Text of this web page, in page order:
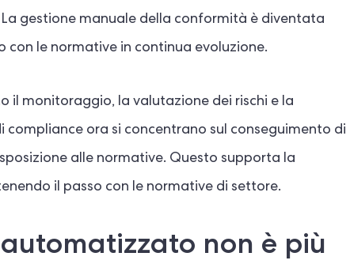
gestione manuale della conformità è diventata
con le normative in continua evoluzione.
monitoraggio, la valutazione dei rischi e la
ora si concentrano sul conseguimento di
alle normative. Questo supporta la
il passo con le normative di settore.
non è più